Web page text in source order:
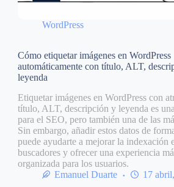
WordPress
Cómo etiquetar imágenes en WordPress
automáticamente con título, ALT,
leyenda
Etiquetar imágenes en WordPress con
título, ALT, descripción y leyenda es
para el SEO, pero también una de las
Sin embargo, añadir estos datos de
puede ayudarte a mejorar la indexación
buscadores y ofrecer una experiencia
organizada para los usuarios.
Emanuel Duarte
17